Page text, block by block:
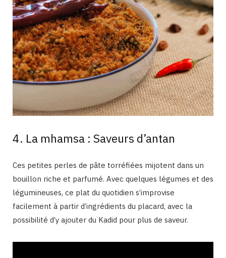
4. La mhamsa : Saveurs d’antan
Ces petites perles de pâte torréfiées mijotent dans un
bouillon riche et parfumé. Avec quelques légumes et des
légumineuses, ce plat du quotidien s’improvise
facilement à partir d’ingrédients du placard, avec la
possibilité d’y ajouter du Kadid pour plus de saveur.